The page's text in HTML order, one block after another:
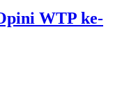
WTP ke-